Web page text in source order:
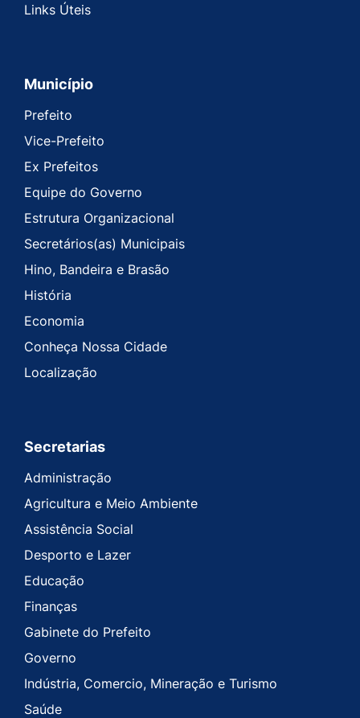
Links Úteis
Município
Prefeito
Vice-Prefeito
Ex Prefeitos
Equipe do Governo
Estrutura Organizacional
Secretários(as) Municipais
Hino, Bandeira e Brasão
História
Economia
Conheça Nossa Cidade
Localização
Secretarias
Administração
Agricultura e Meio Ambiente
Assistência Social
Desporto e Lazer
Educação
Finanças
Gabinete do Prefeito
Governo
Indústria, Comercio, Mineração e Turismo
Saúde